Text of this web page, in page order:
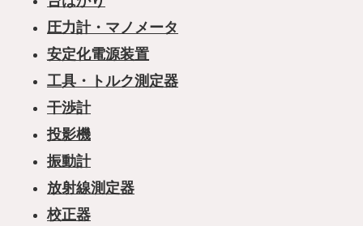
圧力計・マノメータ
安定化電源装置
工具・トルク測定器
干渉計
投影機
振動計
放射線測定器
校正器